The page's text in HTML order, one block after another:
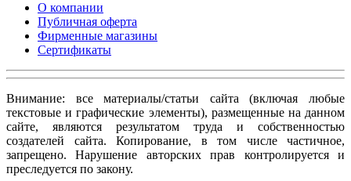
О компании
Публичная оферта
Фирменные магазины
Сертификаты
Внимание: все материалы/статьи сайта (включая любые
текстовые и графические элементы), размещенные на данном
сайте, являются результатом труда и собственностью
создателей сайта. Копирование, в том числе частичное,
запрещено. Нарушение авторских прав контролируется и
преследуется по закону.